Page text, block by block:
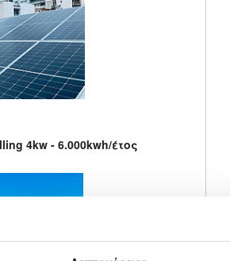
4kw - 6.000kwh/έτος